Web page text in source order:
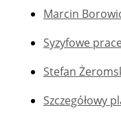
Marcin
Syzyfowe
Stefan
Szczegółowy